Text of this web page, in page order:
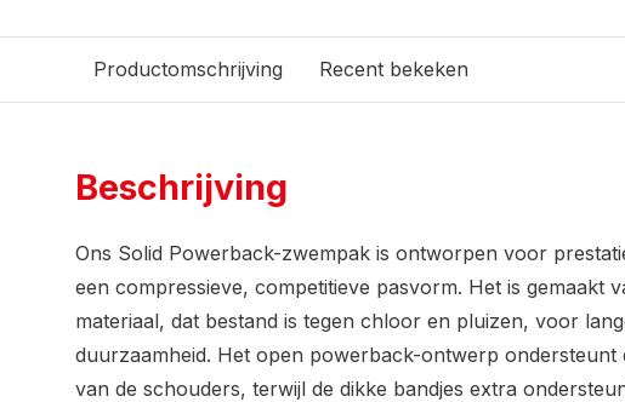
Productomschrijving Recent bekeken
Beschrijving
Ons Solid Powerback-zwempak is ontworpen voor
een compressieve, competitieve pasvorm. Het is gemaakt
materiaal, dat bestand is tegen chloor en pluizen, voor
duurzaamheid. Het open powerback-ontwerp ondersteunt
van de schouders, terwijl de dikke bandjes extra